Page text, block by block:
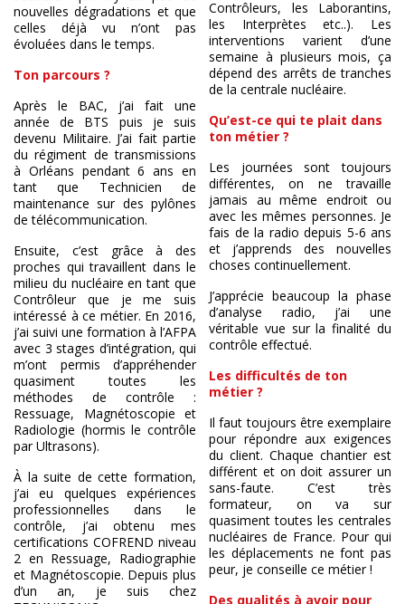
nouvelles dégradations et que
celles déjà vu n’ont pas
évoluées dans le temps.
Ton parcours ?
Après le BAC, j’ai fait une
année de BTS puis je suis
devenu Militaire. J’ai fait partie
du régiment de transmissions
à Orléans pendant 6 ans en
tant que Technicien de
maintenance sur des pylônes
de télécommunication.
Ensuite, c’est grâce à des
proches qui travaillent dans le
milieu du nucléaire en tant que
Contrôleur que je me suis
intéressé à ce métier. En 2016,
j’ai suivi une formation à l’AFPA
avec 3 stages d’intégration, qui
m’ont permis d’appréhender
quasiment toutes les
méthodes de contrôle :
Ressuage, Magnétoscopie et
Radiologie (hormis le contrôle
par Ultrasons).
À la suite de cette formation,
j’ai eu quelques expériences
professionnelles dans le
contrôle, j’ai obtenu mes
certifications COFREND niveau
2 en Ressuage, Radiographie
et Magnétoscopie. Depuis plus
d’un an, je suis chez
Contrôleurs, les Laborantins,
les Interprètes etc..). Les
interventions varient d’une
semaine à plusieurs mois, ça
dépend des arrêts de tranches
de la centrale nucléaire.
Qu’est-ce qui te plait dans
ton métier ?
Les journées sont toujours
différentes, on ne travaille
jamais au même endroit ou
avec les mêmes personnes. Je
fais de la radio depuis 5-6 ans
et j’apprends des nouvelles
choses continuellement.
J’apprécie beaucoup la phase
d’analyse radio, j’ai une
véritable vue sur la finalité du
contrôle effectué.
Les difficultés de ton
métier ?
Il faut toujours être exemplaire
pour répondre aux exigences
du client. Chaque chantier est
différent et on doit assurer un
sans-faute. C’est très
formateur, on va sur
quasiment toutes les centrales
nucléaires de France. Pour qui
les déplacements ne font pas
peur, je conseille ce métier !
Des qualités à avoir pour